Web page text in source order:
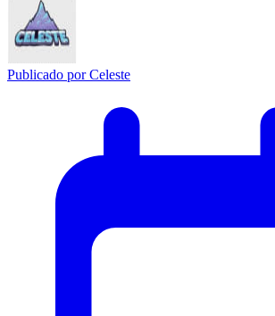
Publicado porCeleste